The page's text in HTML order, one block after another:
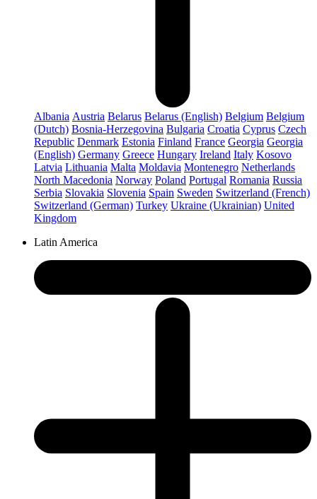
Albania Austria Belarus Belarus (English) Belgium Belgium
(Dutch) Bosnia-Herzegovina Bulgaria Croatia Cyprus Czech
Republic Denmark Estonia Finland France Georgia Georgia
(English) Germany Greece Hungary Ireland Italy Kosovo
Latvia Lithuania Malta Moldavia Montenegro Netherlands
North Macedonia Norway Poland Portugal Romania Russia
Serbia Slovakia Slovenia Spain Sweden Switzerland (French)
Switzerland (German) Turkey Ukraine (Ukrainian) United
Kingdom
Latin America